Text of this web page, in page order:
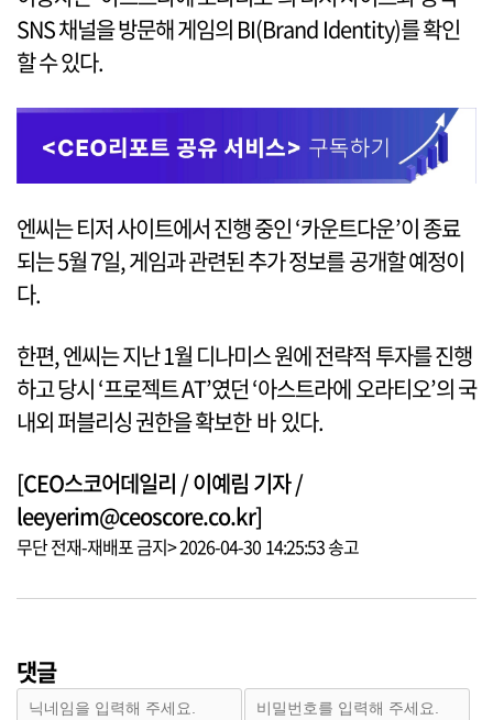
SNS 채널을 방문해 게임의 BI(Brand Identity)를 확인
할 수 있다.
엔씨는 티저 사이트에서 진행 중인 ‘카운트다운’이 종료
되는 5월 7일, 게임과 관련된 추가 정보를 공개할 예정이
다.
한편, 엔씨는 지난 1월 디나미스 원에 전략적 투자를 진행
하고 당시 ‘프로젝트 AT’였던 ‘아스트라에 오라티오’의 국
내외 퍼블리싱 권한을 확보한 바 있다.
[CEO스코어데일리 / 이예림 기자 /
leeyerim@ceoscore.co.kr]
무단 전재-재배포 금지> 2026-04-30 14:25:53 송고
댓글